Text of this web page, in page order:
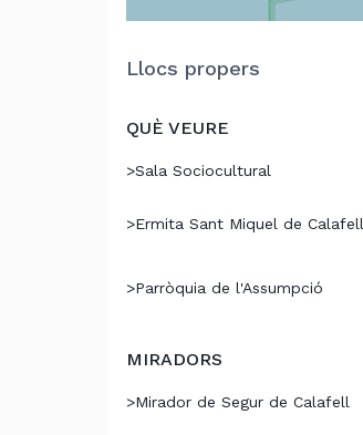
Llocs propers
QUÈ VEURE
>Sala Sociocultural
>Ermita Sant Miquel de Calafell
>Parròquia de l'Assumpció
MIRADORS
>Mirador de Segur de Calafell